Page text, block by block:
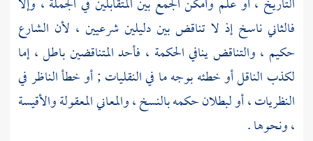
فالثاني ناسخ إذ لا تناقض بين دليلين شرعيين ، لأن الشارع
حكيم ، والتناقض ينافي الحكمة ، فأحد المتناقضين باطل ، إما
لكذب الناقل أو خطئه بوجه ما في النقليات ; أو خطأ الناظر في
النظريات ، أو لبطلان حكمه بالنسخ ، والمعاني المعقولة والأقيسة
، ونحوها .